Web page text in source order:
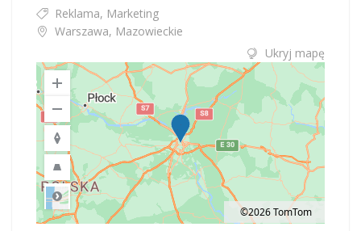
Reklama, Marketing
Warszawa, Mazowieckie
Ukryj mapę
Road
©2026 TomTom